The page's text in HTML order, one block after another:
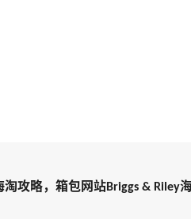
淘攻略，箱包网站Briggs & Riley